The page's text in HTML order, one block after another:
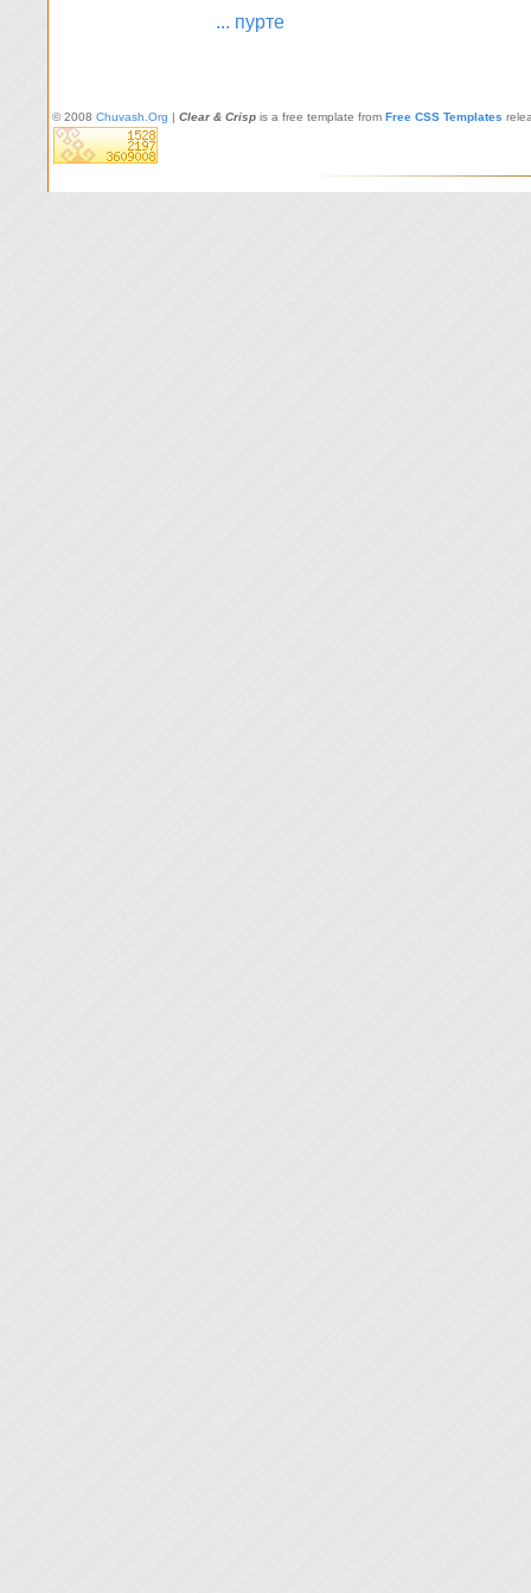
... пурте
© 2008 Chuvash.Org | Clear & Crisp is a free template from Free CSS Templates